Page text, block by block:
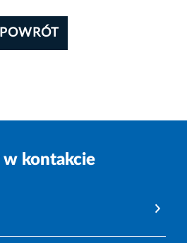
POWRÓT
w kontakcie